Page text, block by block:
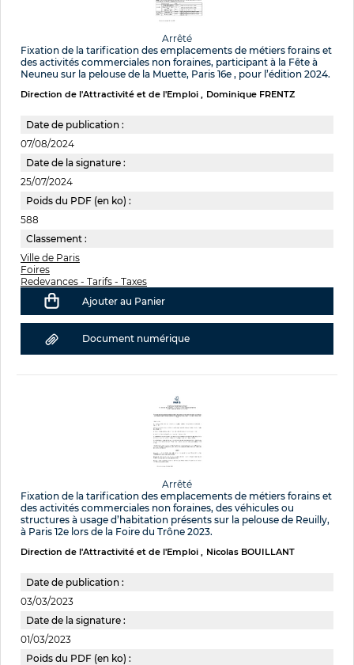
Arrêté
Fixation de la tarification des emplacements de métiers forains et
des activités commerciales non foraines, participant à la Fête à
Neuneu sur la pelouse de la Muette, Paris 16e , pour l’édition 2024.
Direction de l'Attractivité et de l'Emploi Dominique FRENTZ
Date de publication :
07/08/2024
Date de la signature :
25/07/2024
Poids du PDF (en ko) :
588
Classement :
Ville de Paris
Foires
Redevances - Tarifs - Taxes
Ajouter au Panier
Document numérique
Arrêté
Fixation de la tarification des emplacements de métiers forains et
des activités commerciales non foraines, des véhicules ou
structures à usage d’habitation présents sur la pelouse de Reuilly,
à Paris 12e lors de la Foire du Trône 2023.
Direction de l'Attractivité et de l'Emploi Nicolas BOUILLANT
Date de publication :
03/03/2023
Date de la signature :
01/03/2023
Poids du PDF (en ko) :